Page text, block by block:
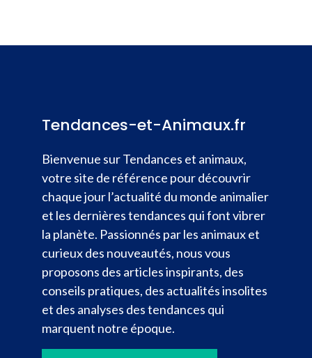
Tendances-et-Animaux.fr
Bienvenue sur Tendances et animaux,
votre site de référence pour découvrir
chaque jour l’actualité du monde animalier
et les dernières tendances qui font vibrer
la planète. Passionnés par les animaux et
curieux des nouveautés, nous vous
proposons des articles inspirants, des
conseils pratiques, des actualités insolites
et des analyses des tendances qui
marquent notre époque.